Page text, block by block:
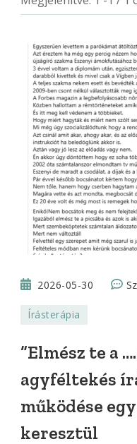
2026-05-30
Írásterápia
“Elmész te a
agyféltekés
működése
keresztül